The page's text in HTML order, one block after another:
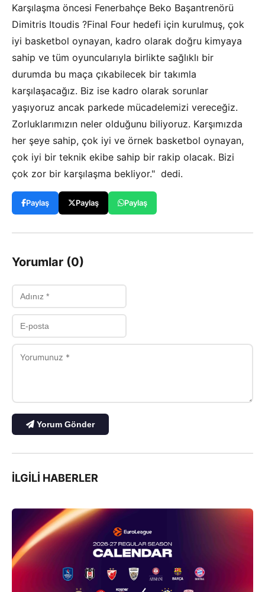
Karşılaşma öncesi Fenerbahçe Beko Başantrenörü
Dimitris Itoudis ?Final Four hedefi için kurulmuş, çok
iyi basketbol oynayan, kadro olarak doğru kimyaya
sahip ve tüm oyuncularıyla birlikte sağlıklı bir
durumda bu maça çıkabilecek bir takımla
karşılaşacağız. Biz ise kadro olarak sorunlar
yaşıyoruz ancak parkede mücadelemizi vereceğiz.
Zorluklarımızın neler olduğunu biliyoruz. Karşımızda
her şeye sahip, çok iyi ve örnek basketbol oynayan,
çok iyi bir teknik ekibe sahip bir rakip olacak. Bizi
çok zor bir karşılaşma bekliyor." dedi.
Paylaş Paylaş Paylaş
Yorumlar (0)
Yorum Gönder
İLGILI HABERLER